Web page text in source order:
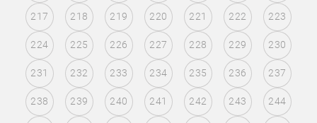
217 218 219 220 221 222 223
224 225 226 227 228 229 230
231 232 233 234 235 236 237
238 239 240 241 242 243 244